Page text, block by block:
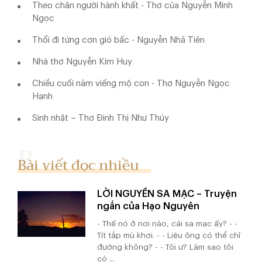
Theo chân người hành khất - Thơ của Nguyễn Minh
Ngọc
Thổi đi từng cơn gió bấc - Nguyễn Nhã Tiên
Nhà thơ Nguyễn Kim Huy
Chiều cuối năm viếng mộ con - Thơ Nguyễn Ngọc
Hạnh
Sinh nhật – Thơ Đinh Thị Như Thúy
Bài viết đọc nhiều
LỜI NGUYỀN SA MẠC – Truyện
ngắn của Hạo Nguyên
- Thế nó ở nơi nào, cái sa mạc ấy? - -
Tít tắp mù khơi. - - Liệu ông có thể chỉ
đường không? - - Tôi ư? Làm sao tôi
có ...